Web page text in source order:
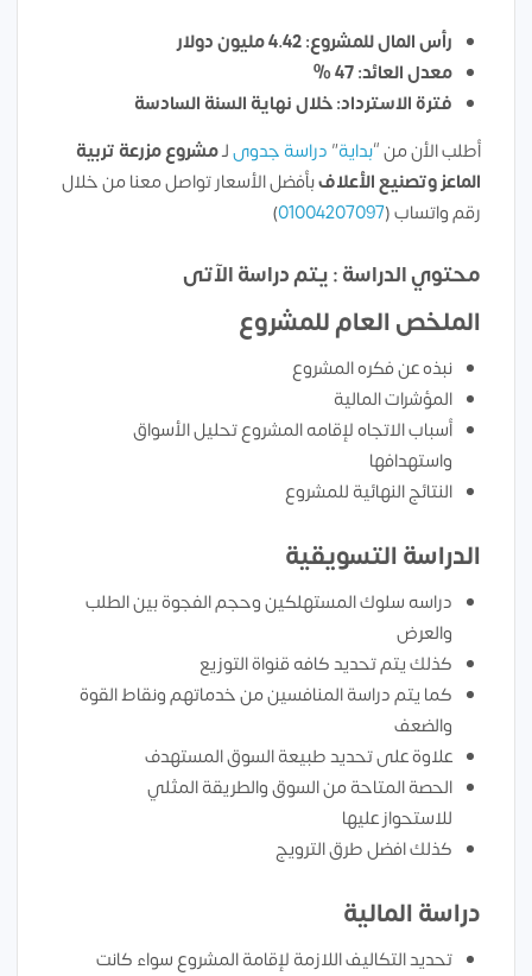
رأس المال للمشروع: 4.42 مليون دولار
معدل العائد: 47 %
فترة الاسترداد: خلال نهاية السنة السادسة
أطلب الأن من “بداية” دراسة جدوىلـمشروع مزرعة تربية
الماعز وتصنيع الأعلافبأفضل الأسعار تواصل معنا من خلال
رقم واتساب (01004207097
)
محتوي الدراسة : يتم دراسة الآتى
الملخص العام للمشروع
نبذه عن فكره المشروع
المؤشرات المالية
أسباب الاتجاه لإقامه المشروع تحليل الأسواق
واستهدافها
النتائج النهائية للمشروع
الدراسة التسويقية
دراسه سلوك المستهلكين وحجم الفجوة بين الطلب
والعرض
كذلك يتم تحديد كافه قنواة التوزيع
كما يتم دراسة المنافسين من خدماتهم ونقاط القوة
والضعف
علاوة على تحديد طبيعة السوق المستهدف
الحصة المتاحة من السوق والطريقة المثلي
للاستحواز عليها
كذلك افضل طرق الترويج
دراسة المالية
تحديد التكاليف اللازمة لإقامة المشروع سواء كانت